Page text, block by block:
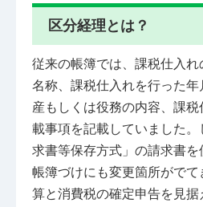
区分経理とは？
従来の帳簿では、課税仕入
名称、課税仕入れを行った
産もしくは役務の内容、課
載事項を記載していました
求書等保存方式」の請求書を
帳簿づけにも変更箇所がで
算と消費税の確定申告を見据